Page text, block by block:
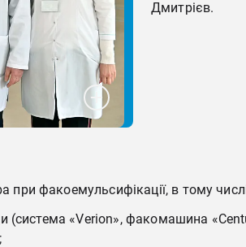
Дмитрієв.
факоемульсифікації, в тому
(система «Verion», факомашина